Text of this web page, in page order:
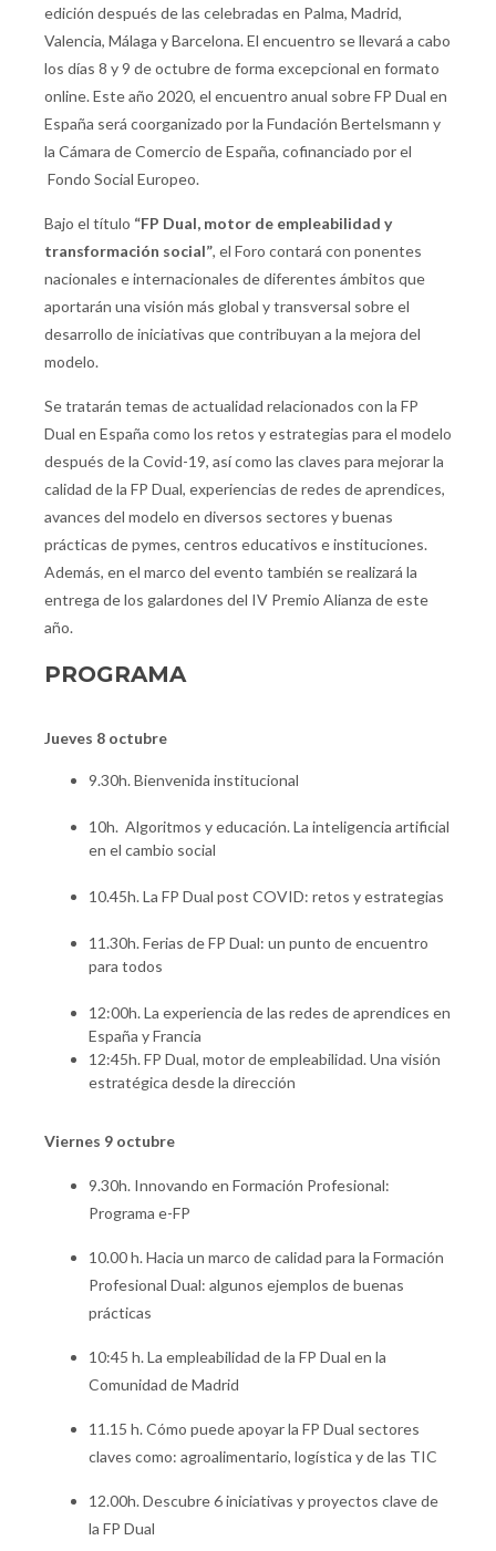
edición después de las celebradas en Palma, Madrid,
Valencia, Málaga y Barcelona. El encuentro se llevará a cabo
los días 8 y 9 de octubre de forma excepcional en formato
online. Este año 2020, el encuentro anual sobre FP Dual en
España será coorganizado por la Fundación Bertelsmann y
la Cámara de Comercio de España, cofinanciado por el
Fondo Social Europeo.
Bajo el título “FP Dual, motor de empleabilidad y
transformación social”, el Foro contará con ponentes
nacionales e internacionales de diferentes ámbitos que
aportarán una visión más global y transversal sobre el
desarrollo de iniciativas que contribuyan a la mejora del
modelo.
Se tratarán temas de actualidad relacionados con la FP
Dual en España como los retos y estrategias para el modelo
después de la Covid-19, así como las claves para mejorar la
calidad de la FP Dual, experiencias de redes de aprendices,
avances del modelo en diversos sectores y buenas
prácticas de pymes, centros educativos e instituciones.
Además, en el marco del evento también se realizará la
entrega de los galardones del IV Premio Alianza de este
año.
PROGRAMA
Jueves 8 octubre
9.30h. Bienvenida institucional
10h. Algoritmos y educación. La inteligencia artificial
en el cambio social
10.45h. La FP Dual post COVID: retos y estrategias
11.30h. Ferias de FP Dual: un punto de encuentro
para todos
12:00h. La experiencia de las redes de aprendices en
España y Francia
12:45h. FP Dual, motor de empleabilidad. Una visión
estratégica desde la dirección
Viernes 9 octubre
9.30h. Innovando en Formación Profesional:
Programa e-FP
10.00 h. Hacia un marco de calidad para la Formación
Profesional Dual: algunos ejemplos de buenas
prácticas
10:45 h. La empleabilidad de la FP Dual en la
Comunidad de Madrid
11.15 h.Cómo puede apoyar la FP Dual sectores
claves como: agroalimentario, logística y de las TIC
12.00h. Descubre 6 iniciativas y proyectos clave de
la FP Dual